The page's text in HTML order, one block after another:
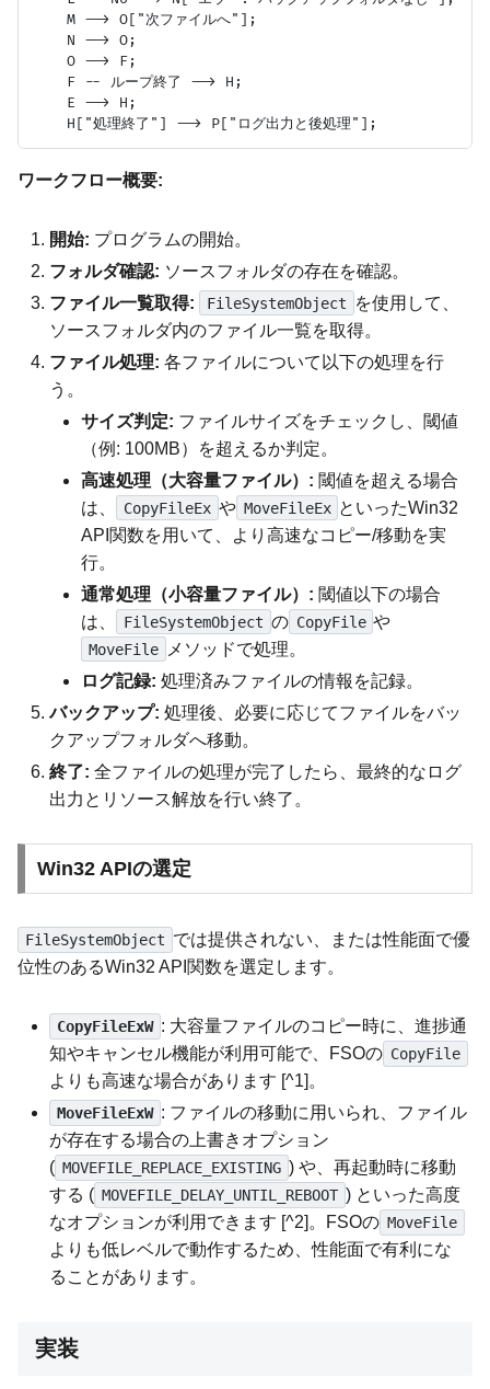
    M --> O["次ファイルへ"];
    N --> O;
    O --> F;
    F -- ループ終了 --> H;
    E --> H;
ワークフロー概要:
開始: プログラムの開始。
フォルダ確認: ソースフォルダの存在を確認。
ファイル一覧取得:
FileSystemObject
を使用して、
ソースフォルダ内のファイル一覧を取得。
ファイル処理: 各ファイルについて以下の処理を行
う。
サイズ判定: ファイルサイズをチェックし、閾値
（例: 100MB）を超えるか判定。
高速処理（大容量ファイル）: 閾値を超える場合
は、
CopyFileEx や MoveFileEx といったWin32
API関数を用いて、より高速なコピー/移動を実
行。
通常処理（小容量ファイル）: 閾値以下の場合
は、
FileSystemObject の CopyFile や
MoveFile
メソッドで処理。
ログ記録: 処理済みファイルの情報を記録。
バックアップ: 処理後、必要に応じてファイルをバッ
クアップフォルダへ移動。
終了: 全ファイルの処理が完了したら、最終的なログ
出力とリソース解放を行い終了。
Win32 APIの選定
FileSystemObject では提供されない、または性能面で優
位性のあるWin32 API関数を選定します。
CopyFileExW : 大容量ファイルのコピー時に、進捗通
知やキャンセル機能が利用可能で、FSOの CopyFile
よりも高速な場合があります [^1]。
MoveFileExW : ファイルの移動に用いられ、ファイル
が存在する場合の上書きオプション
( MOVEFILE_REPLACE_EXISTING ) や、再起動時に移動
する ( MOVEFILE_DELAY_UNTIL_REBOOT ) といった高度
なオプションが利用できます [^2]。FSOの MoveFile
よりも低レベルで動作するため、性能面で有利にな
ることがあります。
実装